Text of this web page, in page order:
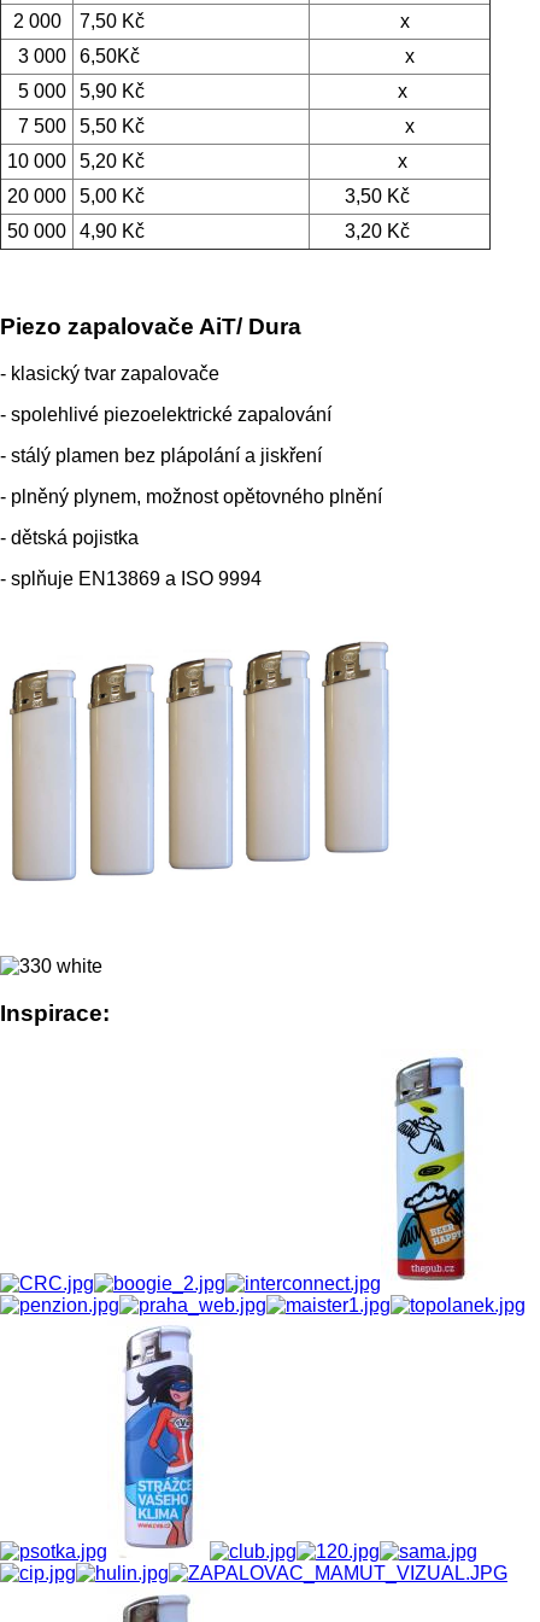
2 000 7,50 Kč
x
3 000
6,50Kč
x
5 000
5,90 Kč
x
7 500
5,50 Kč
x
10 000
5,20 Kč
x
20 000
5,00 Kč
3,50 Kč
50 000
4,90 Kč 3,20 Kč
Piezo zapalovače AiT/ Dura
- klasický tvar zapalovače
- spolehlivé piezoelektrické zapalování
- stálý plamen bez plápolání a jiskření
- plněný plynem, možnost opětovného plnění
- dětská pojistka
- splňuje EN13869 a ISO 9994
Inspirace: